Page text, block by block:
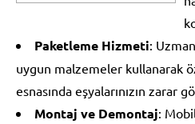
Paketleme Hizmeti:
uygun malzemeler kullanarak
esnasında eşyalarınızın zarar
Montaj ve Demontaj: